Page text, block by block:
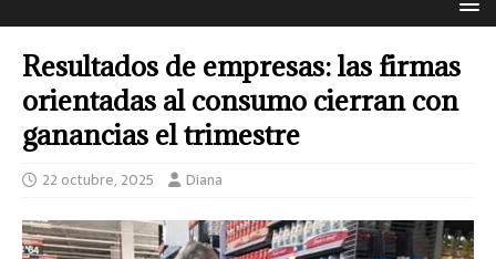
Resultados de empresas: las firmas
orientadas al consumo cierran con
ganancias el trimestre
22 octubre, 2025 Diana